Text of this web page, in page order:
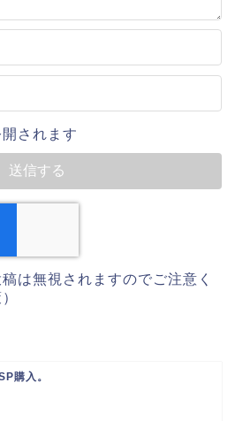
されます
は無視されますのでご注意く
購入。